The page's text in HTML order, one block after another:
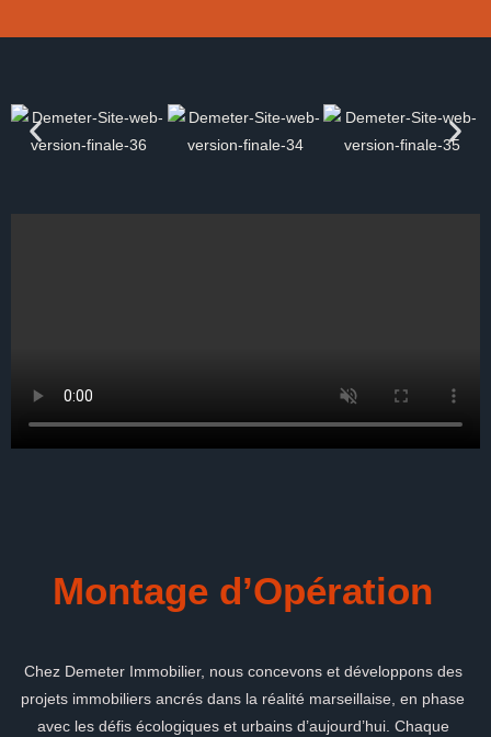
Montage d’Opération
Chez Demeter Immobilier, nous concevons et développons des
projets immobiliers ancrés dans la réalité marseillaise, en phase
avec les défis écologiques et urbains d’aujourd’hui. Chaque